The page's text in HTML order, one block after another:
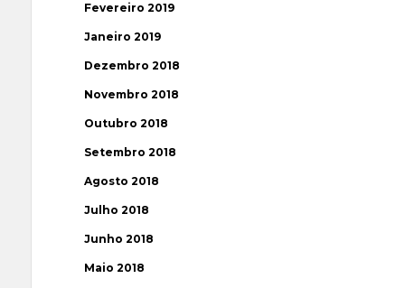
Fevereiro 2019
Janeiro 2019
Dezembro 2018
Novembro 2018
Outubro 2018
Setembro 2018
Agosto 2018
Julho 2018
Junho 2018
Maio 2018